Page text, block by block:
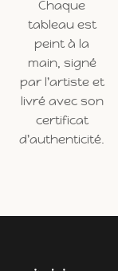
Chaque
tableau est
peint à la
main, signé
par l'artiste et
livré avec son
certificat
d'authenticité.